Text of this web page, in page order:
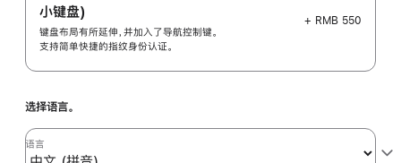
小键盘)
键盘布局有所延伸，并加入了导航控制键。
支持简单快捷的指纹身份认证。
+ RMB 550
选择语言。
语言